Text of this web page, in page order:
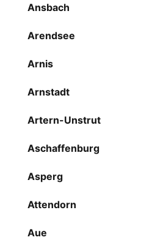
Ansbach
Arendsee
Arnis
Arnstadt
Artern-Unstrut
Aschaffenburg
Asperg
Attendorn
Aue